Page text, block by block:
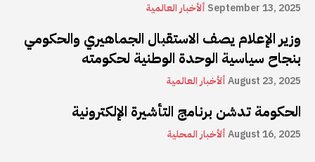
ألأخبار العالمية September 13, 2025
وزير الإعلام يصف الاستقبال الجماهيري والحكومي
بنجاح سياسية الوحدة الوطنية لحكومته
ألأخبار العالميةAugust 23, 2025
الحكومة تدشن برنامج التأشيرة الإلكترونية
ألأخبار المحليةAugust 16, 2025